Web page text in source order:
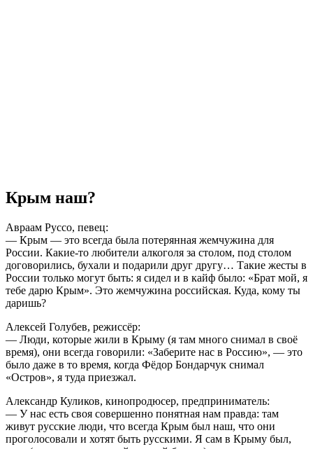
Крым наш?
Авраам Руссо, певец:
— Крым — это всегда была потерянная жемчужина для
России. Какие-то любители алкоголя за столом, под столом
договорились, бухали и подарили друг другу… Такие жесты в
России только могут быть: я сидел и в кайф было: «Брат мой, я
тебе дарю Крым». Это жемчужина российская. Куда, кому ты
даришь?
Алексей Голубев, режиссёр:
— Люди, которые жили в Крыму (я там много снимал в своё
время), они всегда говорили: «Заберите нас в Россию», — это
было даже в то время, когда Фёдор Бондарчук снимал
«Остров», я туда приезжал.
Александр Куликов, кинопродюсер, предприниматель:
— У нас есть своя совершенно понятная нам правда: там
живут русские люди, что всегда Крым был наш, что они
проголосовали и хотят быть русскими. Я сам в Крыму был,